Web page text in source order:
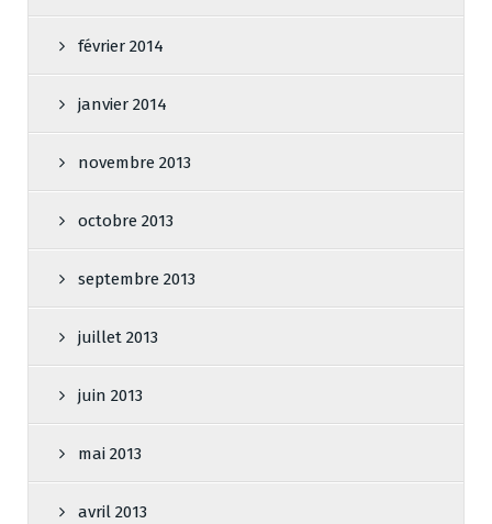
février 2014
janvier 2014
novembre 2013
octobre 2013
septembre 2013
juillet 2013
juin 2013
mai 2013
avril 2013